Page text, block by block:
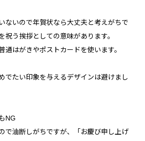
ないので年賀状なら大丈夫と考えがちで
祝う挨拶としての意味があります。
通はがきやポストカードを使います。
でたい印象を与えるデザインは避けまし
NG
で油断しがちですが、「お慶び申し上げ